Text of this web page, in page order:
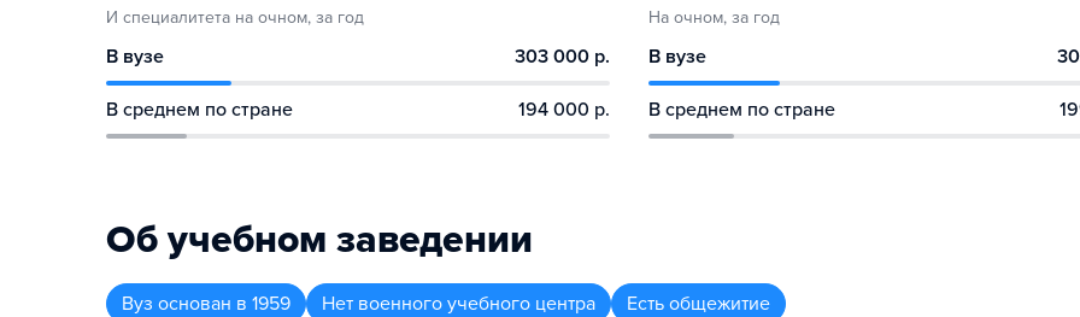
И специалитета на очном, за год
В вузе 303 000 р.
В среднем по стране 194 000 р.
На очном, за год
В вузе
В среднем по стране
Об учебном заведении
Вуз основан в 1959 Нет военного учебного центра Есть общежитие